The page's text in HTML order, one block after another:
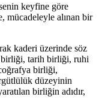
keyfine göre
mücadeleyle alınan bir
kaderi üzerinde söz
birliği, tarih birliği, ruhi
birliği,
düzeyinin
birliğin adıdır,